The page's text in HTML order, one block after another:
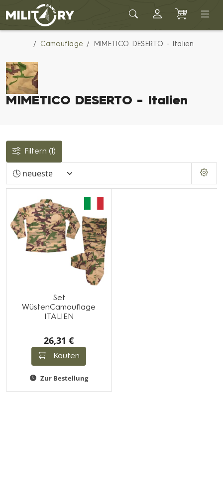
Army shop MILITARY RANGE
Camouflage MIMETICO DESERTO - Italien
MIMETICO DESERTO - Italien
Filtern (1)
Set
WüstenCamouflage
ITALIEN
26,31 €
Kaufen
Zur Bestellung